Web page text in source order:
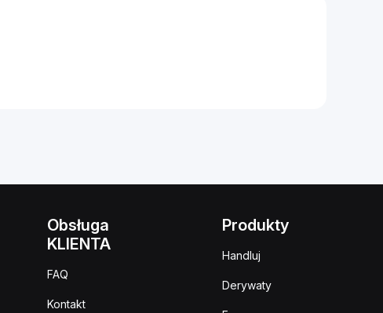
Obsługa
KLIENTA
FAQ
Kontakt
Produkty
Handluj
Derywaty